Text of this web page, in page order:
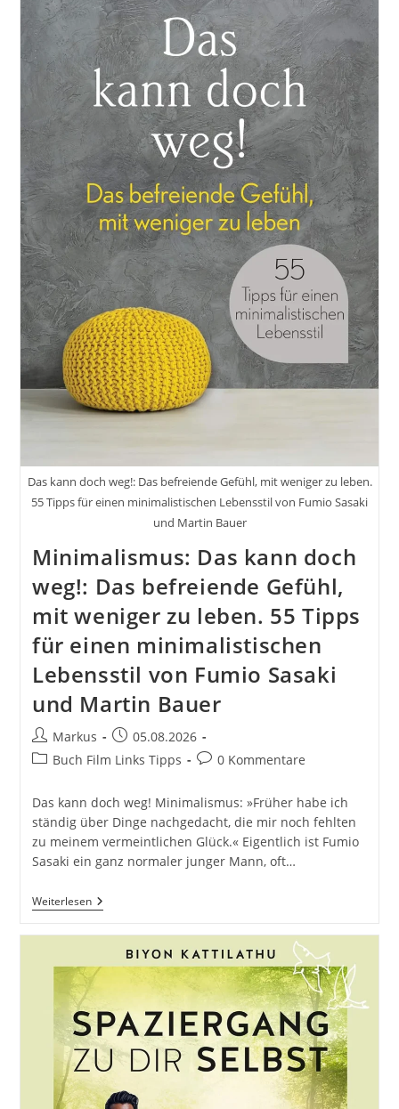
Von
Andrea
Ensmann
Freya
Verlag
Das kann doch weg!: Das befreiende Gefühl, mit weniger zu leben.
55 Tipps für einen minimalistischen Lebensstil von Fumio Sasaki
und Martin Bauer
Minimalismus: Das kann doch
weg!: Das befreiende Gefühl,
mit weniger zu leben. 55 Tipps
für einen minimalistischen
Lebensstil von Fumio Sasaki
und Martin Bauer
Beitrags-
Autor:
Markus
Beitrag
veröffentlicht:
05.08.2026
Beitrags-
Buch Film Links Tipps
Beitrags-
0 Kommentare
Das kann doch weg! Minimalismus: »Früher habe ich
ständig über Dinge nachgedacht, die mir noch fehlten
zu meinem vermeintlichen Glück.« Eigentlich ist Fumio
Sasaki ein ganz normaler junger Mann, oft…
WeiterlesenMinimalismus:
Das
Das
Befreiende
Gefühl,
Mit
Weniger
Zu
Leben.
55
Tipps
Für